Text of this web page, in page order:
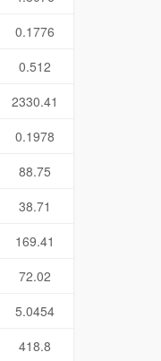
0.1776
0.512
2330.41
0.1978
88.75
38.71
169.41
72.02
5.0454
418.8